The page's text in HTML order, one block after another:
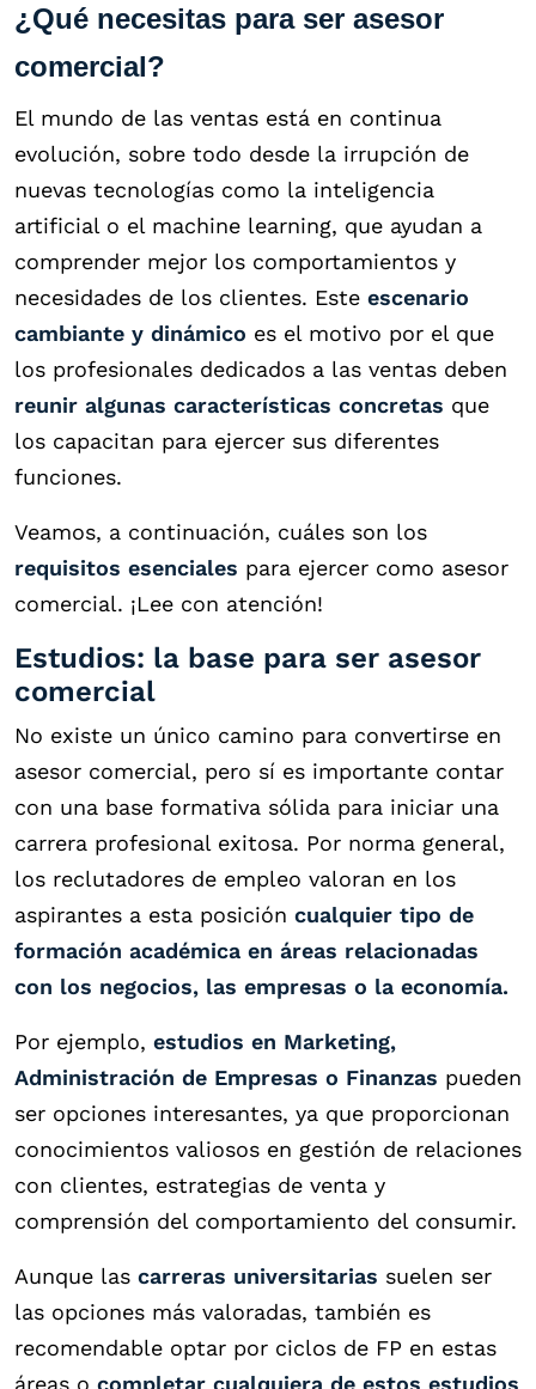
¿Qué necesitas para ser asesor
comercial?
El mundo de las ventas está en continua
evolución, sobre todo desde la irrupción de
nuevas tecnologías como la inteligencia
artificial o el machine learning, que ayudan a
comprender mejor los comportamientos y
necesidades de los clientes. Este escenario
cambiante y dinámico es el motivo por el que
los profesionales dedicados a las ventas deben
reunir algunas características concretas que
los capacitan para ejercer sus diferentes
funciones.
Veamos, a continuación, cuáles son los
requisitos esenciales para ejercer como asesor
comercial. ¡Lee con atención!
Estudios: la base para ser asesor
comercial
No existe un único camino para convertirse en
asesor comercial, pero sí es importante contar
con una base formativa sólida para iniciar una
carrera profesional exitosa. Por norma general,
los reclutadores de empleo valoran en los
aspirantes a esta posición cualquier tipo de
formación académica en áreas relacionadas
con los negocios, las empresas o la economía.
Por ejemplo, estudios en Marketing,
Administración de Empresas o Finanzas pueden
ser opciones interesantes, ya que proporcionan
conocimientos valiosos en gestión de relaciones
con clientes, estrategias de venta y
comprensión del comportamiento del consumir.
Aunque las carreras universitarias suelen ser
las opciones más valoradas, también es
recomendable optar por ciclos de FP en estas
áreas o completar cualquiera de estos estudios